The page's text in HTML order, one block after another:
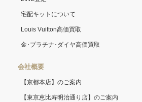
宅配キットについて
Louis Vuitton高価買取
金･プラチナ･ダイヤ高価買取
会社概要
【京都本店】のご案内
【東京恵比寿明治通り店】のご案内